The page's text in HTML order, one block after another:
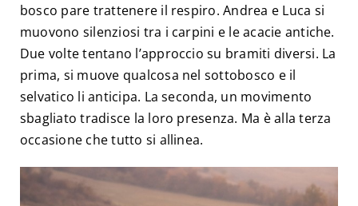
bosco pare trattenere il respiro. Andrea e Luca si
muovono silenziosi tra i carpini e le acacie antiche.
Due volte tentano l’approccio su bramiti diversi. La
prima, si muove qualcosa nel sottobosco e il
selvatico li anticipa. La seconda, un movimento
sbagliato tradisce la loro presenza. Ma è alla terza
occasione che tutto si allinea.